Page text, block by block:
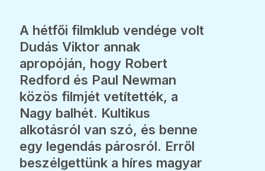
A hétfői filmklub vendége volt
Dudás Viktor annak
apropóján, hogy Robert
Redford és Paul Newman
közös filmjét vetítették, a
Nagy balhét. Kultikus
alkotásról van szó, és benne
egy legendás párosról. Erről
beszélgettünk a híres magyar